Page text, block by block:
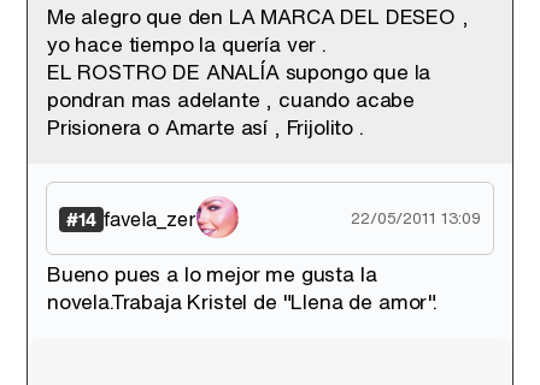
Me alegro que den LA MARCA DEL DESEO ,
yo hace tiempo la quería ver .
EL ROSTRO DE ANALÍA supongo que la
pondran mas adelante , cuando acabe
Prisionera o Amarte así , Frijolito .
#14 favela_zer 22/05/2011 13:09
Bueno pues a lo mejor me gusta la
novela.Trabaja Kristel de "Llena de amor".